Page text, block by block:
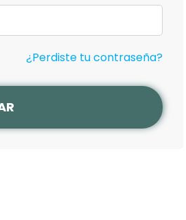
¿Perdiste tu contraseña?